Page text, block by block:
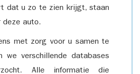
dat u zo te zien krijgt, staan
deze auto.
met zorg voor u samen te
we verschillende databases
Alle informatie die